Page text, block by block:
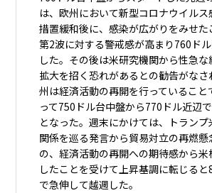
は、欧州において新型コロナウイル
措置緩和後に、感染が広がりをみせた
第2波に対する警戒感が高まり760ド
した。その後は米研究機関から性急
拡大を招く恐れがあるとの勧告がな
州は経済活動の再開を行っていること
って750ドル台中盤から770ドル近辺
となった。週末にかけては、トラン
関係を巡る発言から貿易対立の再燃
の、経済活動の再開への期待感から
したことを受けて上昇基調に転じる
で急伸して越週した。